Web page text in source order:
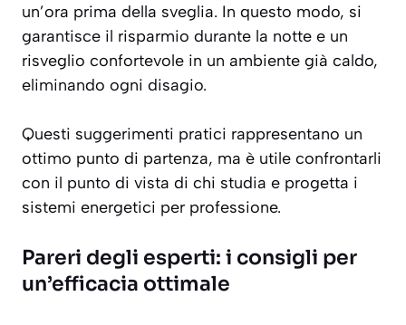
un’ora prima della sveglia. In questo modo, si
garantisce il risparmio durante la notte e un
risveglio confortevole in un ambiente già caldo,
eliminando ogni disagio.
Questi suggerimenti pratici rappresentano un
ottimo punto di partenza, ma è utile confrontarli
con il punto di vista di chi studia e progetta i
sistemi energetici per professione.
Pareri degli esperti: i consigli per
un’efficacia ottimale